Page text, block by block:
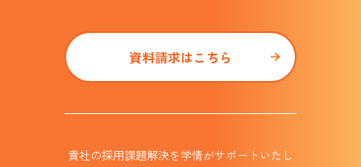
資料請求はこちら
貴社の採用課題解決を学情がサポート いたし